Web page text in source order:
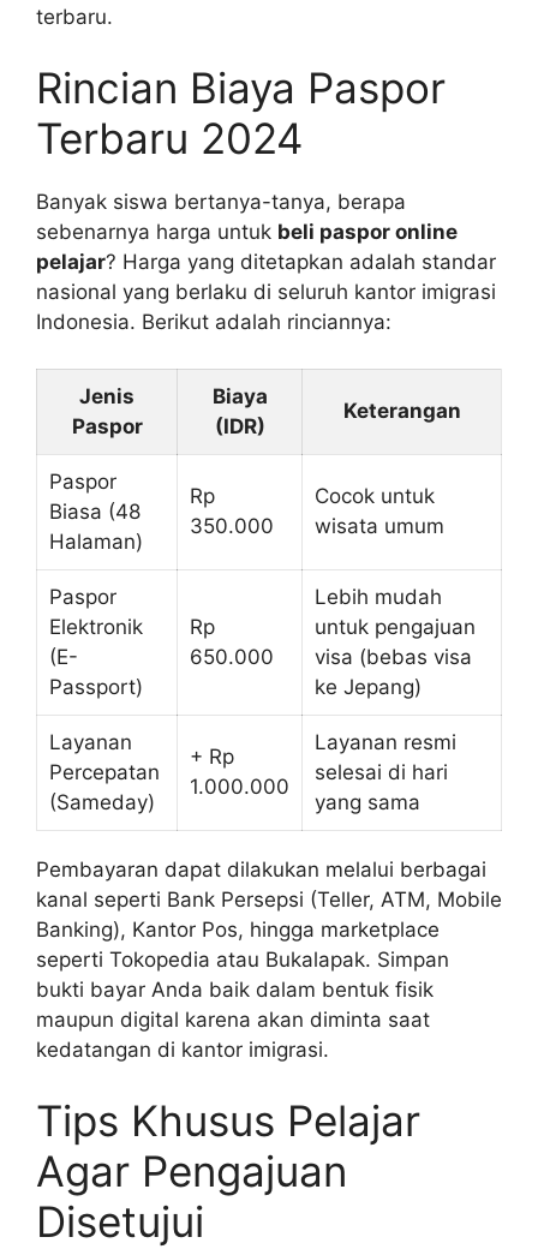
terbaru.
Rincian Biaya Paspor
Terbaru 2024
Banyak siswa bertanya-tanya, berapa
sebenarnya harga untuk beli paspor online
pelajar? Harga yang ditetapkan adalah standar
nasional yang berlaku di seluruh kantor imigrasi
Indonesia. Berikut adalah rinciannya:
Jenis
Paspor
Biaya
(IDR)
Keterangan
Paspor
Biasa (48
Halaman)
Rp
350.000
Cocok untuk
wisata umum
Paspor
Elektronik
(E-
Passport)
Rp
650.000
Lebih mudah
untuk pengajuan
visa (bebas visa
ke Jepang)
Layanan
Percepatan
(Sameday)
+ Rp
1.000.000
Layanan resmi
selesai di hari
yang sama
Pembayaran dapat dilakukan melalui berbagai
kanal seperti Bank Persepsi (Teller, ATM, Mobile
Banking), Kantor Pos, hingga marketplace
seperti Tokopedia atau Bukalapak. Simpan
bukti bayar Anda baik dalam bentuk fisik
maupun digital karena akan diminta saat
kedatangan di kantor imigrasi.
Tips Khusus Pelajar
Agar Pengajuan
Disetujui